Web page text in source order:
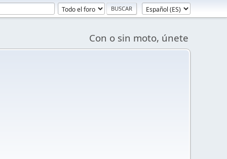
Con o sin moto, únete